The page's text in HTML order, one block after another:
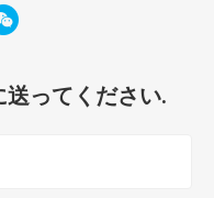
ってください.